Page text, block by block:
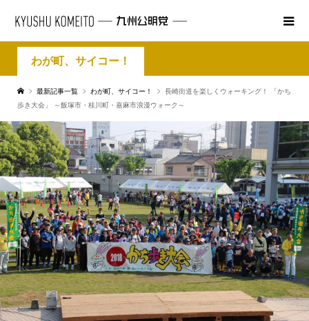
わが町、サイコー！
最新記事一覧 わが町、サイコー！
長崎街道を楽しくウォーキング！ 「かち
歩き大会」 ～飯塚市・桂川町・嘉麻市浪漫ウォーク～